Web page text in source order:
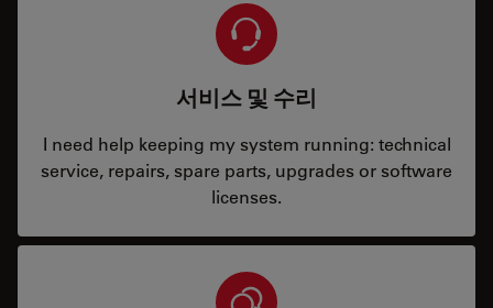
서비스 및 수리
I need help keeping my system running: technical
service, repairs, spare parts, upgrades or software
licenses.